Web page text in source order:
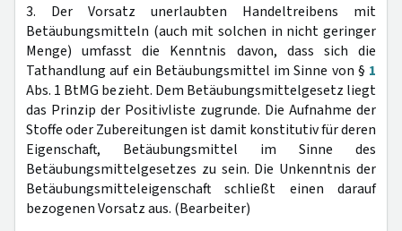
3. Der Vorsatz unerlaubten Handeltreibens mit
Betäubungsmitteln (auch mit solchen in nicht geringer
Menge) umfasst die Kenntnis davon, dass sich die
Tathandlung auf ein Betäubungsmittel im Sinne von § 1
Abs. 1 BtMG bezieht. Dem Betäubungsmittelgesetz liegt
das Prinzip der Positivliste zugrunde. Die Aufnahme der
Stoffe oder Zubereitungen ist damit konstitutiv für deren
Eigenschaft, Betäubungsmittel im Sinne des
Betäubungsmittelgesetzes zu sein. Die Unkenntnis der
Betäubungsmitteleigenschaft schließt einen darauf
bezogenen Vorsatz aus. (Bearbeiter)